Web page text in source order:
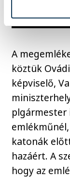
A
köztük
képviselő,
plgármester
katonák
hazáért. A
hogy az